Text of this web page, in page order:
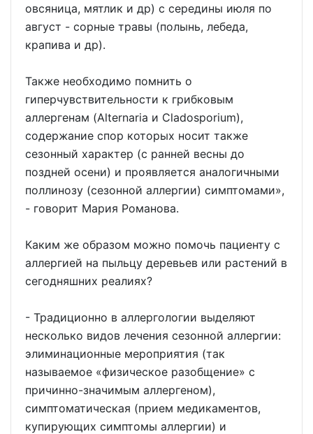
овсяница, мятлик и др) с середины июля по
август - сорные травы (полынь, лебеда,
крапива и др).
Также необходимо помнить о
гиперчувствительности к грибковым
аллергенам (Alternaria и Cladosporium),
содержание спор которых носит также
сезонный характер (с ранней весны до
поздней осени) и проявляется аналогичными
поллинозу (сезонной аллергии) симптомами»,
- говорит Мария Романова.
Каким же образом можно помочь пациенту с
аллергией на пыльцу деревьев или растений в
сегодняшних реалиях?
- Традиционно в аллергологии выделяют
несколько видов лечения сезонной аллергии:
элиминационные мероприятия (так
называемое «физическое разобщение» с
причинно-значимым аллергеном),
симптоматическая (прием медикаментов,
купирующих симптомы аллергии) и